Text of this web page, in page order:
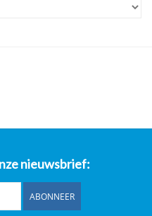
nieuwsbrief:
ABONNEER